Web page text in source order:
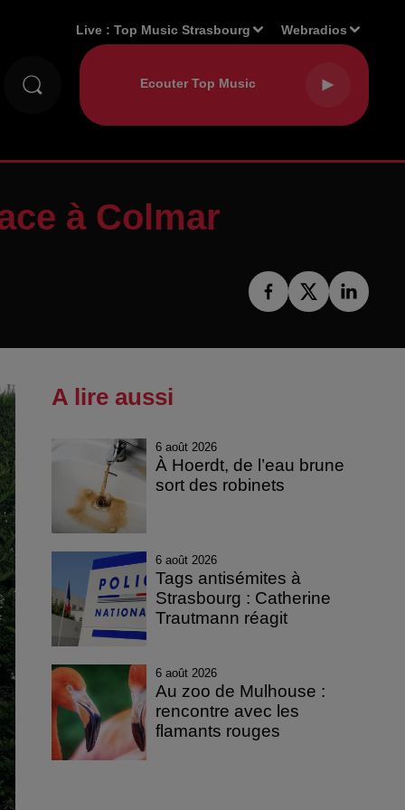
Live :Top Music Strasbourg Webradios
à Colmar
A lire aussi
6 août 2026
À Hoerdt, de l’eau brune
sort des robinets
6 août 2026
Tags antisémites à
Strasbourg : Catherine
Trautmann réagit
6 août 2026
Au zoo de Mulhouse :
rencontre avec les
flamants rouges